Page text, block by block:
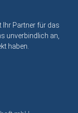
Ihr Partner für das
unverbindlich an,
haben.